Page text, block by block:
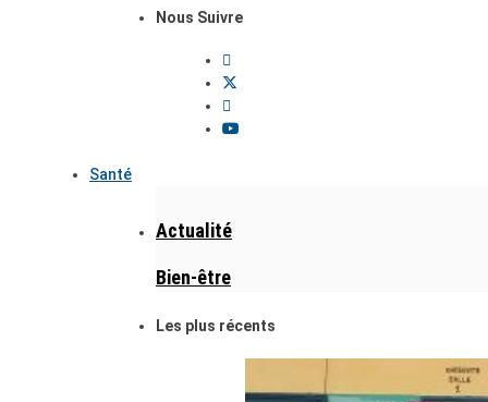
Nous Suivre
Santé
Actualité
Bien-être
Les plus récents